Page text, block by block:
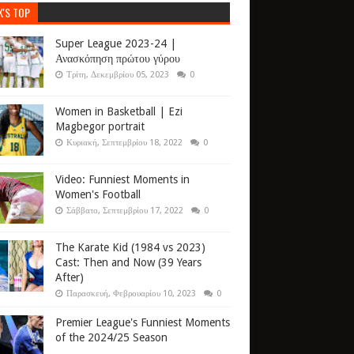
TOP
Super League 2023-24 |
Ανασκόπηση πρώτου γύρου
Τρίτη, Δεκεμβρίου 05, 2023 0
Women in Basketball | Ezi
Magbegor portrait
Κυριακή, Σεπτεμβρίου 18, 2022 0
Video: Funniest Moments in
Women's Football
Σάββατο, Σεπτεμβρίου 17, 2022 0
The Karate Kid (1984 vs 2023)
Cast: Then and Now (39 Years
After)
Παρασκευή, Φεβρουαρίου 10, 2023 0
Premier League's Funniest Moments
of the 2024/25 Season